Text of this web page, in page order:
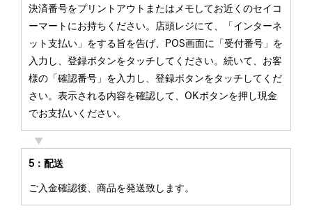
決済番号をプリントアウトまたはメモしてお近くのセイコ
ーマートにお持ちください。店頭レジにて、「インターネ
ット支払い」をする旨を告げ、POS画面に「受付番号」を
入力し、登録ボタンをタッチしてください。続いて、お客
様の「確認番号」を入力し、登録ボタンをタッチしてくだ
さい。表示される内容を確認して、OKボタンを押し現金
でお支払いください。
5：配送
ご入金確認後、商品を発送致します。